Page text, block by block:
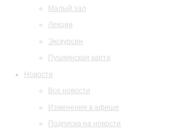
Малый зал
Лекции
Экскурсии
Пушкинская карта
Новости
Все новости
Изменения в афише
Подписка на новости